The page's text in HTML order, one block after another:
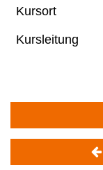
Kursort
Kursleitung